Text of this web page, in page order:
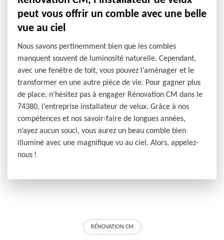
peut vous offrir un comble avec une belle
vue au ciel
Nous savons pertinemment bien que les combles
manquent souvent de luminosité naturelle. Cependant,
avec une fenêtre de toit, vous pouvez l’aménager et le
transformer en une autre pièce de vie. Pour gagner plus
de place, n’hésitez pas à engager Rénovation CM dans le
74380, l’entreprise installateur de velux. Grâce à nos
compétences et nos savoir-faire de longues années,
n’ayez aucun souci, vous aurez un beau comble bien
illuminé avec une magnifique vu au ciel. Alors, appelez-
nous !
RÉNOVATION CM